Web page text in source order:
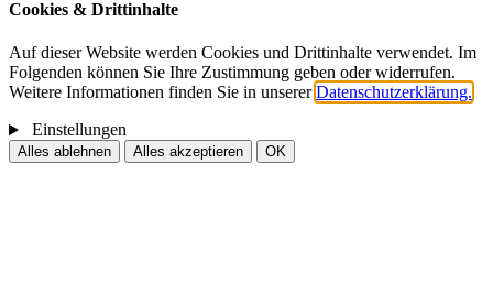
Cookies & Drittinhalte
Auf dieser Website werden Cookies und Drittinhalte verwendet. Im
Folgenden können Sie Ihre Zustimmung geben oder widerrufen.
Weitere Informationen finden Sie in unsererDatenschutzerklärung.
Einstellungen
Alles ablehnen Alles akzeptieren OK